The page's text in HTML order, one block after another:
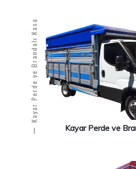
Kayar Perde ve Brandalı Kasa
Kayar Perde ve